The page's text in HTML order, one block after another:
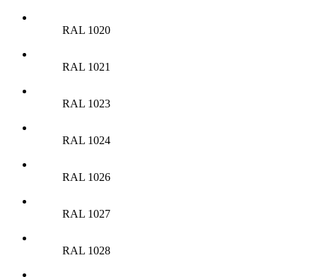
RAL 1020
RAL 1021
RAL 1023
RAL 1024
RAL 1026
RAL 1027
RAL 1028